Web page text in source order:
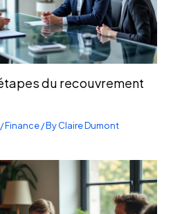
du recouvrement
/Finance/ ByClaire Dumont